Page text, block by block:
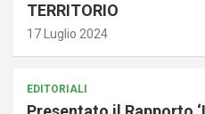
TERRITORIO
17 Luglio 2024
EDITORIALI